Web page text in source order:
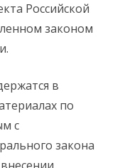
Российской
законом
в
по
с
закона